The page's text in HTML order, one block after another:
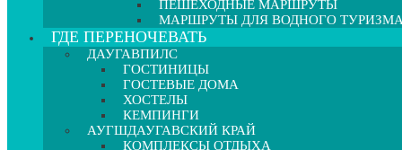
ПЕШЕХОДНЫЕ МАРШРУТЫ
МАРШРУТЫ ДЛЯ ВОДНОГО ТУРИЗМА
ГДЕ ПЕРЕНОЧЕВАТЬ
ДАУГАВПИЛС
ГОСТИНИЦЫ
ГОСТЕВЫЕ ДОМА
ХОСТЕЛЫ
КЕМПИНГИ
АУГШДАУГАВСКИЙ КРАЙ
КОМПЛЕКСЫ ОТДЫХА